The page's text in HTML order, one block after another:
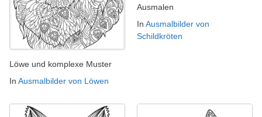
Löwe und komplexe Muster
In Ausmalbilder von Löwen
Ausmalen
In Ausmalbilder von
Schildkröten